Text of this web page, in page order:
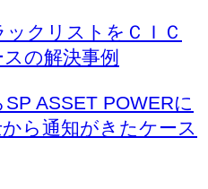
クリストをＣＩＣ
の解決事例
ASSET POWERに
ら通知がきたケース